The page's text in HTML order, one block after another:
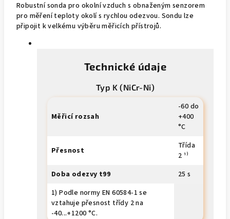
Robustní sonda pro okolní vzduch s obnaženým senzorem
pro měření teploty okolí s rychlou odezvou. Sondu lze
připojit k velkému výběru měřicích přístrojů.
Technické údaje
Typ K (NiCr-Ni)
Měřicí rozsah
-60 do
+400
°C
Přesnost
Třída
2 ¹⁾
Doba odezvy t99
25 s
1) Podle normy EN 60584-1 se
vztahuje přesnost třídy 2 na
-40...+1200 °C.